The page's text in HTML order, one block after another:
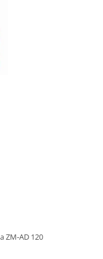
ZM-AD 120